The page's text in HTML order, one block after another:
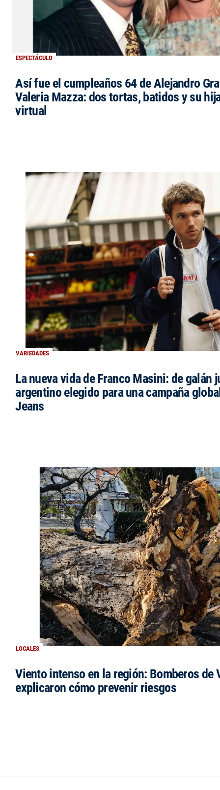
ESPECTÁCULO
Así fue el cumpleaños 64 de Alejandro
Valeria Mazza: dos tortas, batidos y su
virtual
VARIEDADES
La nueva vida de Franco Masini: de galán
argentino elegido para una campaña
Jeans
LOCALES
Viento intenso en la región: Bomberos de
explicaron cómo prevenir riesgos